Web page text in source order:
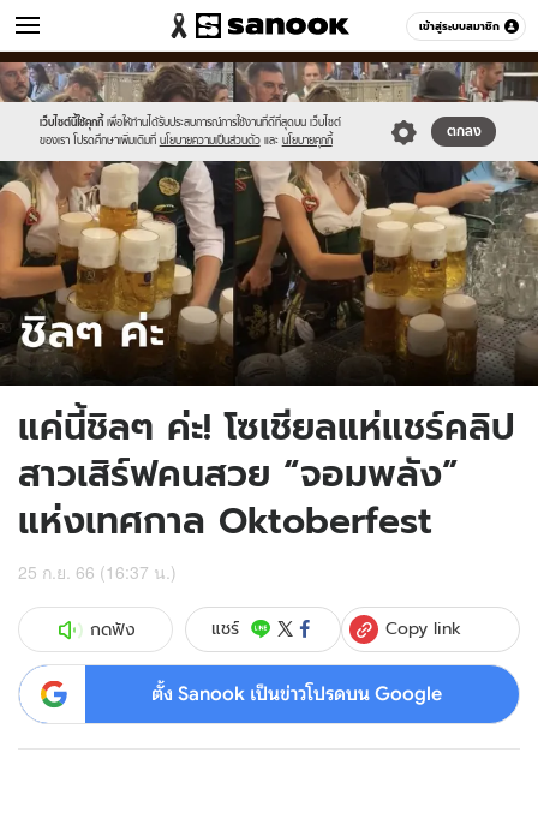
เข้าสู่ระบบสมาชิก
ข่าว หมวดอื่นๆ
เว็บไซต์นี้ใช้คุกกี้ เพื่อให้ท่านได้รับประสบการณ์การใช้งานที่ดีที่สุดบน เว็บไซต์
ของเรา โปรดศึกษาเพิ่มเติมที่ นโยบายความเป็นส่วนตัว และ นโยบายคุกกี้
ตกลง
Sanook
//s.isanook.com/sr/0/images/logo-
new-
sanook.png
600
60
//s.isanook.com/ns/0/ud/1809/9045966/tagline-
template-
update-
april.jpg
แค่นี้ชิลๆ ค่ะ! โซเชียลแห่แชร์คลิป
สาวเสิร์ฟคนสวย “จอมพลัง”
แห่งเทศกาล Oktoberfest
25 ก.ย. 66 (16:37 น.)
กดฟัง แชร์ Copy link
ตั้ง Sanook เป็นข่าวโปรดบน Google